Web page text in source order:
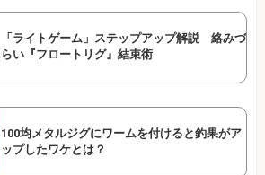
「ライトゲーム」ステップアップ解説 絡みづ
らい『フロートリグ』結束術
100均メタルジグにワームを付けると釣果がア
ップしたワケとは？